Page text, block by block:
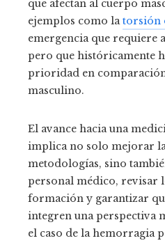
que afectan al cuerpo
ejemplos como latorsión
emergencia que requiere
pero que históricamente
prioridad en
masculino.
El avance hacia una
implica no solo mejorar
metodologías, sino
personal médico, revisar
formación y garantizar
integren una perspectiva
el caso de la hemorragia